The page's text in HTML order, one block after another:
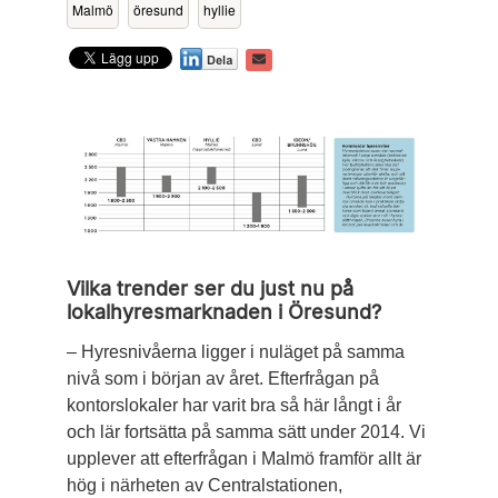
Malmö öresund hyllie
Vilka trender ser du just nu på
lokalhyresmarknaden i Öresund?
– Hyresnivåerna ligger i nuläget på samma
nivå som i början av året. Efterfrågan på
kontorslokaler har varit bra så här långt i år
och lär fortsätta på samma sätt ­under 2014. Vi
upplever att efterfrågan i Malmö framför allt är
hög i närheten av Centralstationen,